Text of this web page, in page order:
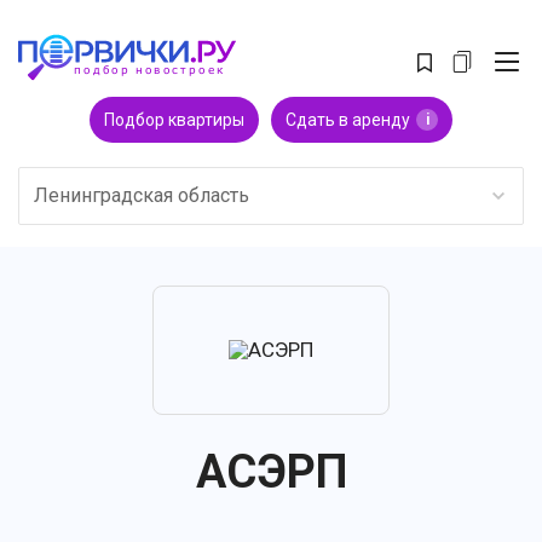
Подбор квартиры Сдать в аренду i
Ленинградская область
АСЭРП